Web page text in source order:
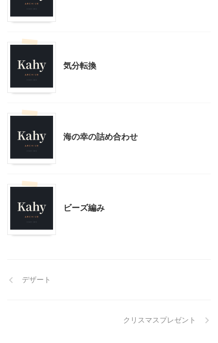
気分転換
海の幸の詰め合わせ
ビーズ編み
デザート
クリスマスプレゼント